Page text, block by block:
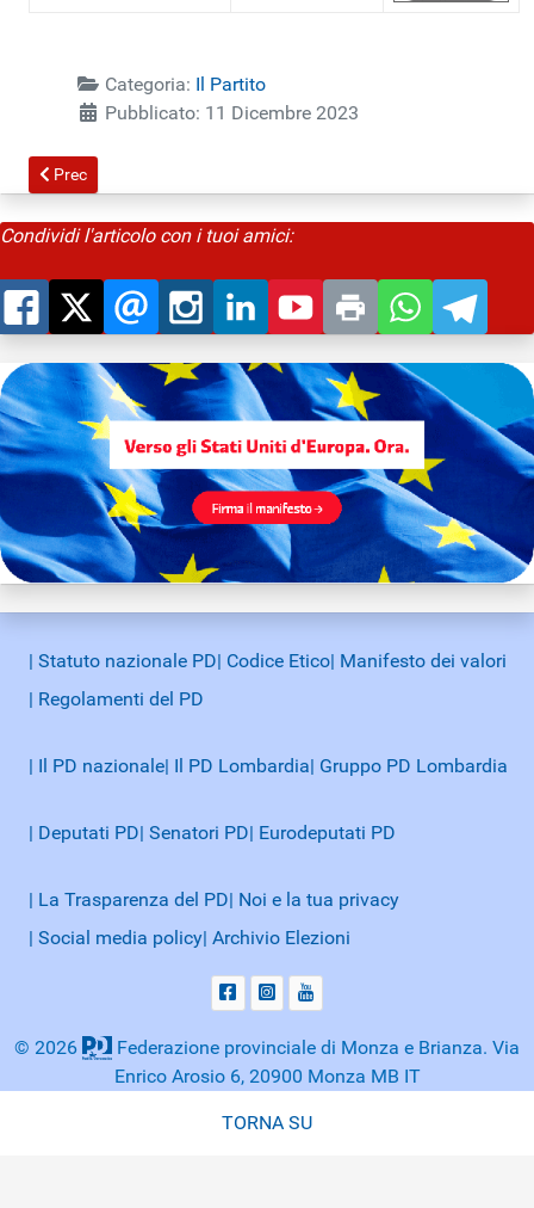
Categoria: Il Partito
Pubblicato: 11 Dicembre 2023
Articolo precedente: Energie in Circolo del PD di Monza e Brianza
Prec
Condividi l'articolo con i tuoi amici:
| Statuto nazionale PD| Codice Etico| Manifesto dei valori
| Regolamenti del PD
| Il PD nazionale| Il PD Lombardia| Gruppo PD Lombardia
| Deputati PD| Senatori PD| Eurodeputati PD
| La Trasparenza del PD| Noi e la tua privacy
| Social media policy| Archivio Elezioni
© 2026
Federazione provinciale di Monza e Brianza. Via
Enrico Arosio 6, 20900 Monza MB IT
TORNA SU